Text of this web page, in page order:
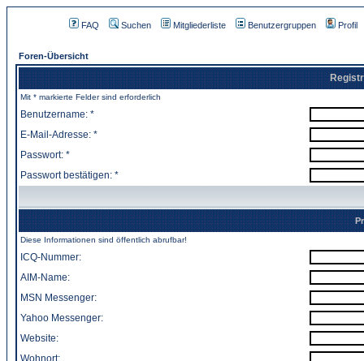
FAQ Suchen Mitgliederliste Benutzergruppen Profil
Foren-Übersicht
Mit * markierte Felder sind erforderlich
Benutzername: *
E-Mail-Adresse: *
Passwort: *
Passwort bestätigen: *
Diese Informationen sind öffentlich abrufbar!
ICQ-Nummer:
AIM-Name:
MSN Messenger:
Yahoo Messenger:
Website:
Wohnort: